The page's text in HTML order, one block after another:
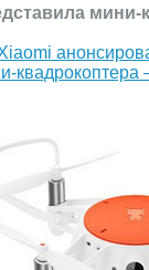
мини-
квадрокоптера